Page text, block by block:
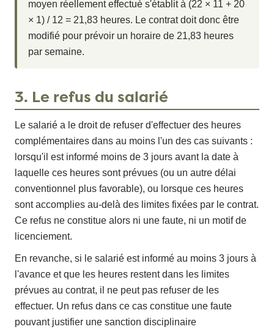
moyen réellement effectué s'établit à (22 × 11 + 20
× 1) / 12 = 21,83 heures. Le contrat doit donc être
modifié pour prévoir un horaire de 21,83 heures
par semaine.
3. Le refus du salarié
Le salarié a le droit de refuser d'effectuer des heures
complémentaires dans au moins l'un des cas suivants :
lorsqu'il est informé moins de 3 jours avant la date à
laquelle ces heures sont prévues (ou un autre délai
conventionnel plus favorable), ou lorsque ces heures
sont accomplies au-delà des limites fixées par le contrat.
Ce refus ne constitue alors ni une faute, ni un motif de
licenciement.
En revanche, si le salarié est informé au moins 3 jours à
l'avance et que les heures restent dans les limites
prévues au contrat, il ne peut pas refuser de les
effectuer. Un refus dans ce cas constitue une faute
pouvant justifier une sanction disciplinaire